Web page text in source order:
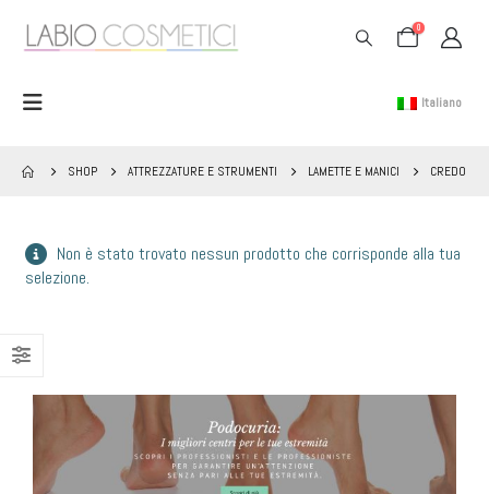
0
Italiano
SHOP ATTREZZATURE E STRUMENTI LAMETTE E MANICI CREDO
Non è stato trovato nessun prodotto che corrisponde alla tua
selezione.
BANNER PODOCURIA